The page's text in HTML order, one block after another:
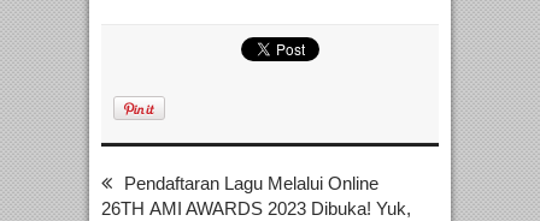
Pendaftaran Lagu Melalui Online
26TH AMI AWARDS 2023 Dibuka! Yuk,